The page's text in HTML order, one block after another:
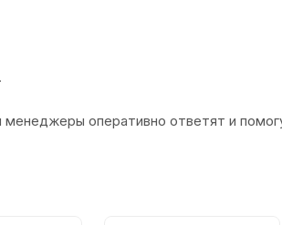
.
менеджеры оперативно ответят и